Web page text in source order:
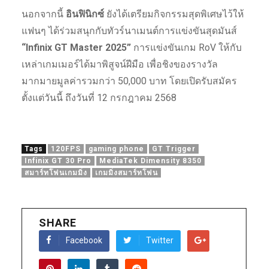
นอกจากนี้ อินฟินิกซ์ยังได้เตรียมกิจกรรมสุดพิเศษไว้ให้
แฟนๆ ได้ร่วมสนุกกับทัวร์นาเมนต์การแข่งขันสุดมันส์
“Infinix GT Master 2025”การแข่งขันเกม RoV ให้กับ
เหล่าเกมเมอร์ได้มาพิสูจน์ฝีมือ เพื่อชิงของรางวัล
มากมายมูลค่ารวมกว่า 50,000 บาท โดยเปิดรับสมัคร
ตั้งแต่วันนี้ ถึงวันที่ 12 กรกฎาคม 2568
Tags 120FPS gaming phone
GT Trigger
Infinix GT 30 Pro
MediaTek Dimensity 8350
สมาร์ทโฟนเกมมิ่ง
เกมมิ่งสมาร์ทโฟน
SHARE
Facebook Twitter